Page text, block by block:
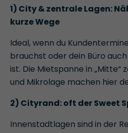
1) City & zentrale Lagen:
kurze Wege
Ideal, wenn du
brauchst oder dein Büro
ist. Die Mietspanne in „Mitte“
und Mikrolage machen hier
2) Cityrand: oft der Sweet
Innenstadtlagen sind in der